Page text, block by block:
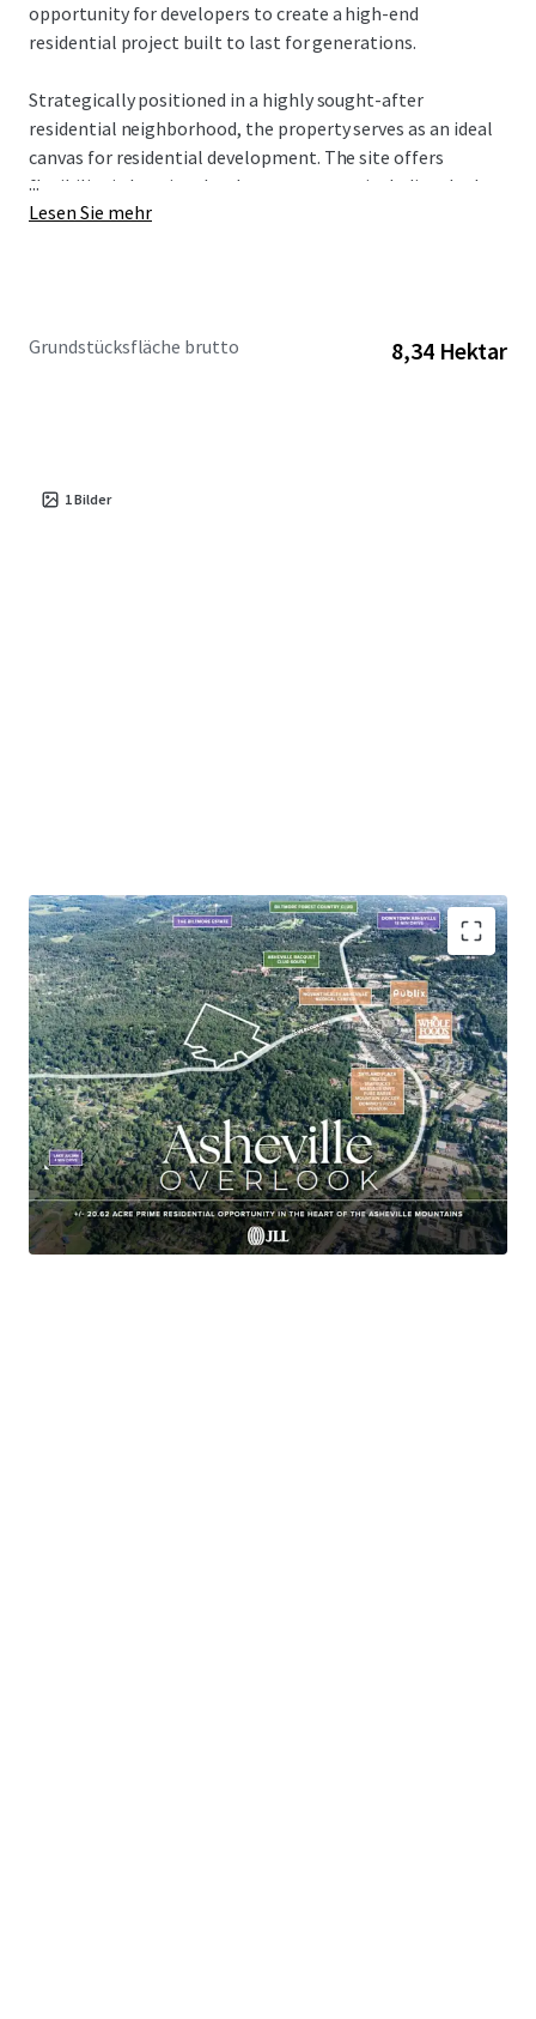
opportunity for developers to create a high-end
residential project built to last for generations.
Strategically positioned in a highly sought-after
residential neighborhood, the property serves as an ideal
canvas for residential development. The site offers
flexibility in housing development types, including duplex-
style cottage homes or larger single-family estate lots,
expedite municipal approvals and accelerate development
offerings and renowned culinary scene, makes it an
...
Lesen Sie mehr
Grundstücksfläche brutto 8,34 Hektar
1Bilder
+/- 20.62-acre site located in the premier South
Asheville submarket
In-place Zoning and Entitlements
Approved for development of up to 80 residential
units on 40 Lots
Avg Household Income of $127K (1 Mi Radius)
Within a 3-minute drive of both Whole Foods and
Publix
18 Minutes to Downtown Asheville